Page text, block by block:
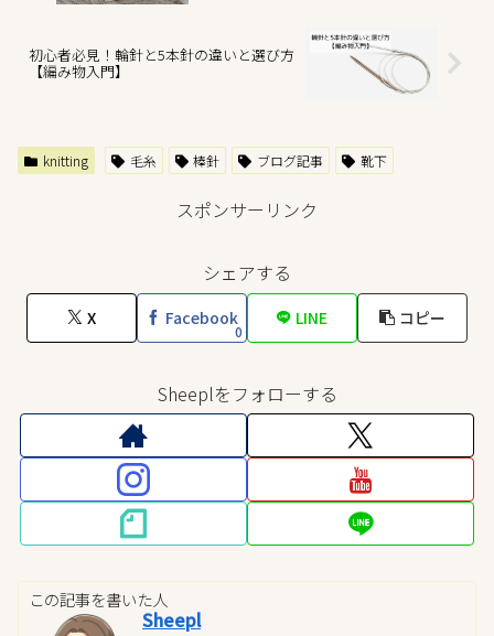
初心者必見！輪針と5本針の違いと選び方
【編み物入門】
knitting 毛糸 棒針 ブログ記事 靴下
スポンサーリンク
シェアする
X Facebook
0
LINE コピー
Sheeplをフォローする
この記事を書いた人
Sheepl